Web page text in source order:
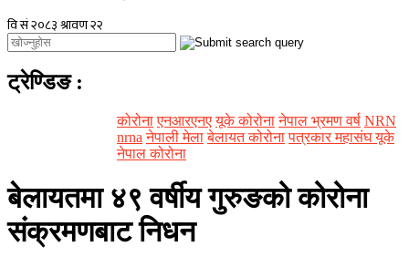
ट्रेण्डिङ :
कोरोना एनआरएनए यूके कोरोना नेपाल भ्रमण वर्ष NRN
nrna नेपाली मेला बेलायत कोरोना पत्रकार महासंघ यूके
नेपाल कोरोना
बेलायतमा ४९ वर्षीय गुरुङको कोरोना
संक्रमणबाट निधन